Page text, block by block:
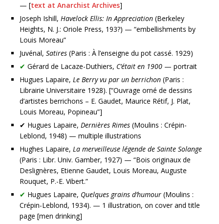
— [text at Anarchist Archives]
Joseph Ishill, Havelock Ellis: In Appreciation (Berkeley
Heights, N. J.: Oriole Press, 193?) — “embellishments by
Louis Moreau”
Juvénal, Satires (Paris : À l’enseigne du pot cassé. 1929)
✔ Gérard de Lacaze-Duthiers, C’était en 1900 — portrait
Hugues Lapaire, Le Berry vu par un berrichon (Paris :
Librairie Universitaire 1928). [“Ouvrage orné de dessins
d’artistes berrichons – E. Gaudet, Maurice Rétif, J. Plat,
Louis Moreau, Popineau”]
✔ Hugues Lapaire, Dernières Rimes (Moulins : Crépin-
Leblond, 1948) — multiple illustrations
Hughes Lapaire, La merveilleuse légende de Sainte Solange
(Paris : Libr. Univ. Gamber, 1927) — “Bois originaux de
Deslignères, Etienne Gaudet, Louis Moreau, Auguste
Rouquet, P.-E. Vibert.”
✔ Hugues Lapaire, Quelques grains d’humour (Moulins :
Crépin-Leblond, 1934). — 1 illustration, on cover and title
page [men drinking]